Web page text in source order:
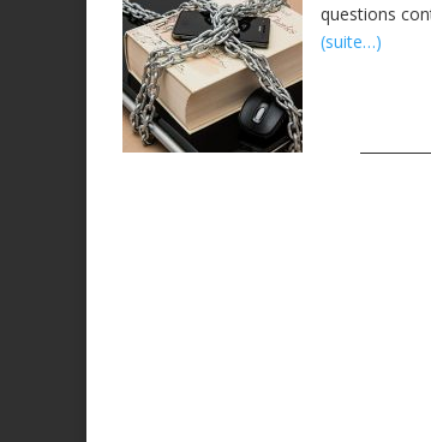
questions
(suite…)